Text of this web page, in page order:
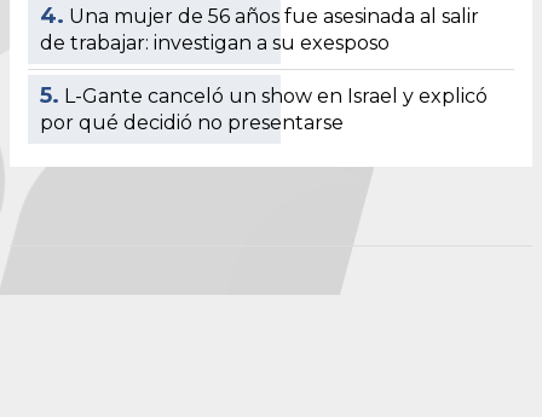
4. Una mujer de 56 años fue asesinada al salir
de trabajar: investigan a su exesposo
5. L-Gante canceló un show en Israel y explicó
por qué decidió no presentarse